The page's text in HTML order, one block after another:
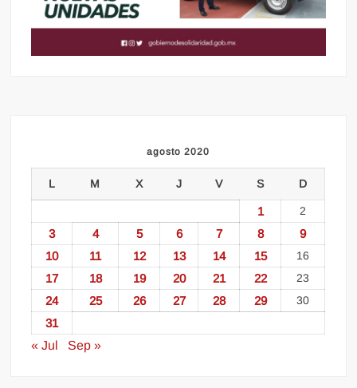
agosto 2020
L M X J V S D
1 2
3 4 5 6 7 8
9
10
11 12 13 14 15 16
17 18 19 20 21 22 23
24 25 26 27 28 29 30
31
« Jul
Sep »